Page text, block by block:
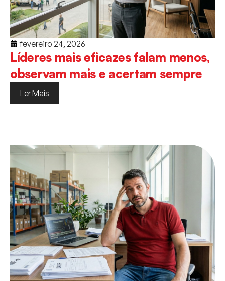
fevereiro 24, 2026
Líderes mais eficazes falam menos,
observam mais e acertam sempre
Ler Mais